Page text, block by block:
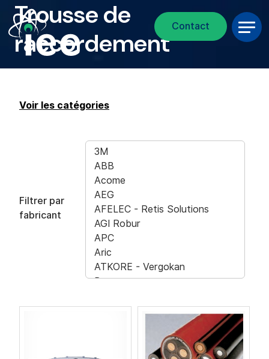
Aller au contenu principal
Contact
Fil d'Ariane
Trousse de
raccordement
Voir les catégories
Filtrer par
fabricant